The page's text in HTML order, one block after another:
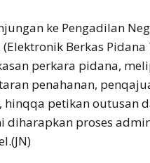
ke Pengadilan
Berkas
perkara pidana,
penahanan,
hinqqa petikan outusan
diharapkan proses